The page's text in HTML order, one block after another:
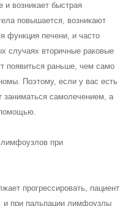
и возникает быстрая
повышается, возникают
функция печени, и часто
случаях вторичные раковые
появиться раньше, чем само
Поэтому, если у вас есть
заниматься самолечением, а
помощью.
лимфоузлов при
прогрессировать, пациент
при пальпации лимфоузлы